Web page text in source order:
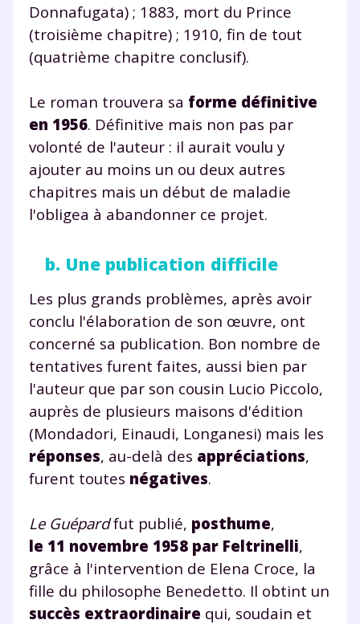
Donnafugata) ; 1883, mort du Prince
(troisième chapitre) ; 1910, fin de tout
(quatrième chapitre conclusif).
Le roman trouvera sa forme définitive
en 1956. Définitive mais non pas par
volonté de l'auteur : il aurait voulu y
ajouter au moins un ou deux autres
chapitres mais un début de maladie
l'obligea à abandonner ce projet.
b. Une publication difficile
Les plus grands problèmes, après avoir
conclu l'élaboration de son œuvre, ont
concerné sa publication. Bon nombre de
tentatives furent faites, aussi bien par
l'auteur que par son cousin Lucio Piccolo,
auprès de plusieurs maisons d'édition
(Mondadori, Einaudi, Longanesi) mais les
réponses, au-delà des appréciations,
furent toutes négatives.
Le Guépardfut publié, posthume,
le 11 novembre 1958 par Feltrinelli,
grâce à l'intervention de Elena Croce, la
fille du philosophe Benedetto. Il obtint un
succès extraordinaire qui, soudain et